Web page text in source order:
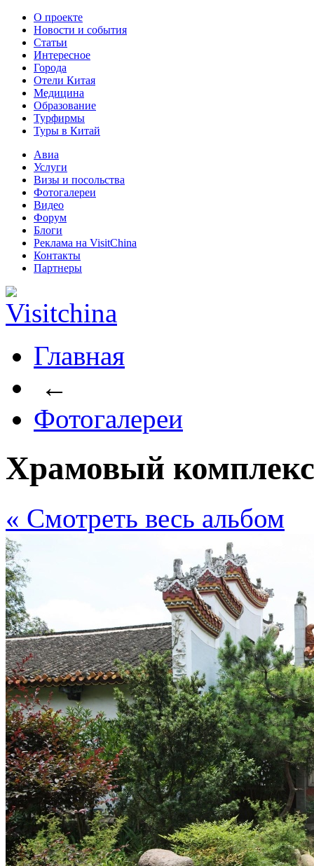
О проекте
Новости и события
Статьи
Интересное
Города
Отели Китая
Медицина
Образование
Турфирмы
Туры в Китай
Авиа
Услуги
Визы и посольства
Фотогалереи
Видео
Форум
Блоги
Реклама на VisitChina
Контакты
Партнеры
Главная
←
Фотогалереи
Храмовый
« Cмотреть весь альбом